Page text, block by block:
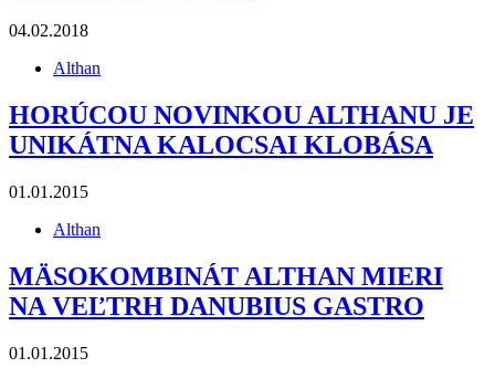
04.02.2018
Althan
HORÚCOU NOVINKOU ALTHANU JE
UNIKÁTNA KALOCSAI KLOBÁSA
01.01.2015
Althan
MÄSOKOMBINÁT ALTHAN MIERI
NA VEĽTRH DANUBIUS GASTRO
01.01.2015